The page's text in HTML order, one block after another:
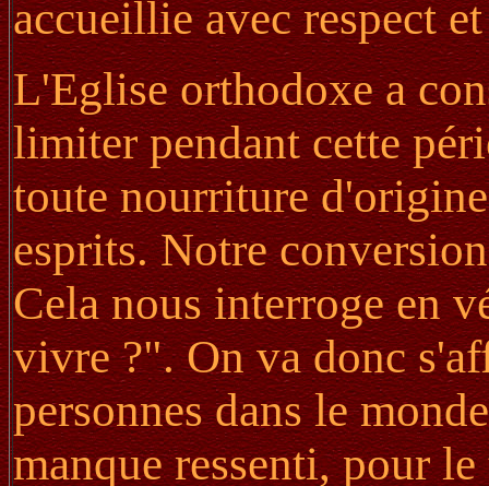
accueillie avec respect
L'Eglise orthodoxe a
limiter pendant cette
toute nourriture
esprits. Notre
Cela nous interroge en
vivre ?". On va donc
personnes dans le
manque ressenti, pour